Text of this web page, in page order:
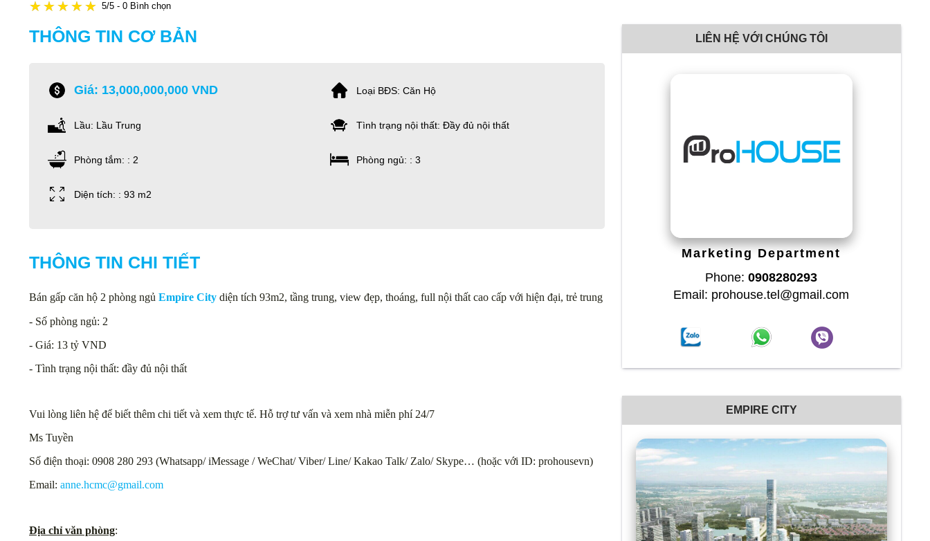
5/5 - 0 Bình chọn
THÔNG TIN CƠ BẢN
Giá: 13,000,000,000 VND Loại BĐS: Căn Hộ
Lầu: Lầu Trung Tình trạng nội thất: Đầy đủ nội thất
Phòng tắm: : 2 Phòng ngủ: : 3
Diện tích: : 93 m2
THÔNG TIN CHI TIẾT
Bán gấp căn hộ 2 phòng ngủ Empire City diện tích 93m2, tầng trung, view đẹp, thoáng, full nội thất cao cấp với hiện đại, trẻ trung
- Số phòng ngủ: 2
- Giá: 13 tỷ VND
- Tình trạng nội thất: đầy đủ nội thất
Vui lòng liên hệ để biết thêm chi tiết và xem thực tế. Hỗ trợ tư vấn và xem nhà miễn phí 24/7
Ms Tuyền
Số điện thoại: 0908 280 293 (Whatsapp/ iMessage / WeChat/ Viber/ Line/ Kakao Talk/ Zalo/ Skype… (hoặc với ID: prohousevn)
Email: anne.hcmc@gmail.com
Địa chỉ văn phòng:
LIÊN HỆ VỚI CHÚNG TÔI
Marketing Department
Phone:0908280293
Email: prohouse.tel@gmail.com
EMPIRE CITY